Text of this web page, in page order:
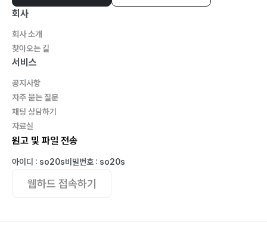
077 고막
078 자연인
079 동규
080 ㅈ시에 사는 ㅅ시인
081 통옷
082 갈림길
083 0.1%로 남겨진 사내
084 슬픈 생일
086 가시를 품다
088 나무에게서 기도를 배우다
회사
회사 소개
찾아오는 길
서비스
공지사항
자주 묻는 질문
채팅 상담하기
자료실
원고 및 파일 전송
아이디 : so20s비밀번호 : so20s
웹하드 접속하기